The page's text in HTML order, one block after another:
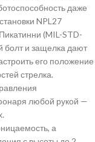
даже
NPL27
(MIL-STD-
болт и защелка дают
его положение
стрелка.
любой рукой —
а